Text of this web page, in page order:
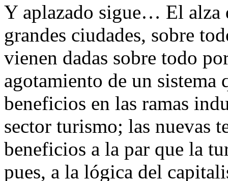
Y aplazado sigue… El alza
grandes ciudades, sobre
vienen dadas sobre todo
agotamiento de un sistema
beneficios en las ramas
sector turismo; las nuevas
beneficios a la par que la
pues, a la lógica del